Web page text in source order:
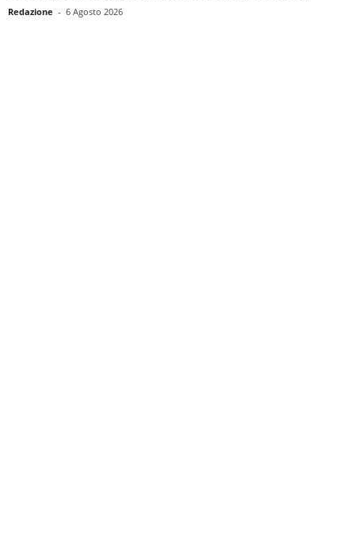
Redazione - 6 Agosto 2026